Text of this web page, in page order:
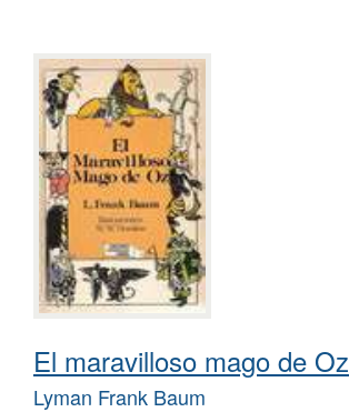
El maravilloso mago de Oz
Lyman Frank Baum